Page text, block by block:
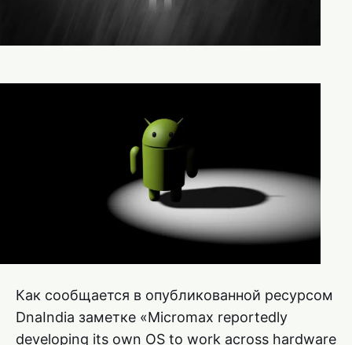
Как сообщается в опубликованной ресурсом
DnaIndia заметке «Micromax reportedly
developing its own OS to work across hardware